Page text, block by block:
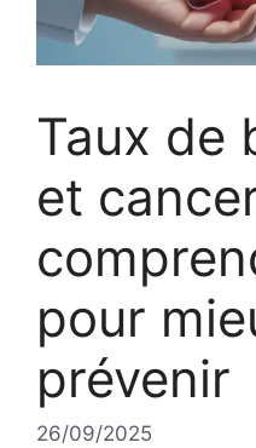
Taux de
et
pour
prévenir
26/09/2025